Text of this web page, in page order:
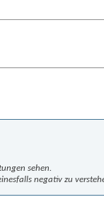
sehen.
negativ zu